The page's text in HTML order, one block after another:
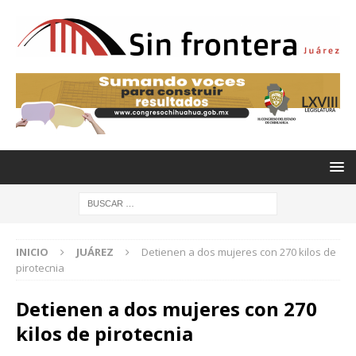
INICIO JUÁREZ
Detienen a dos mujeres con 270 kilos de
pirotecnia
Detienen a dos mujeres con 270
kilos de pirotecnia